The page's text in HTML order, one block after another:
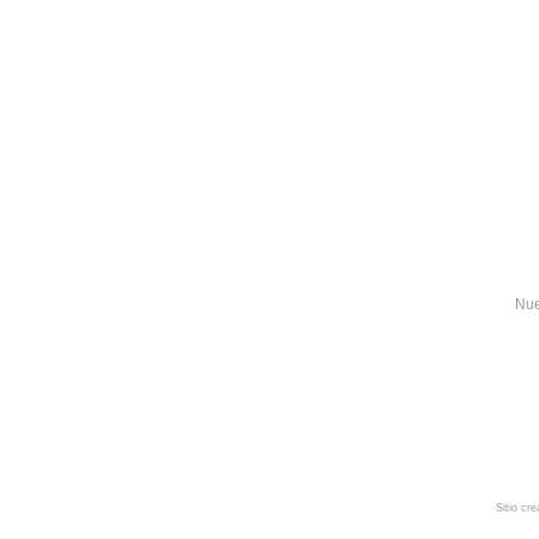
Sitio